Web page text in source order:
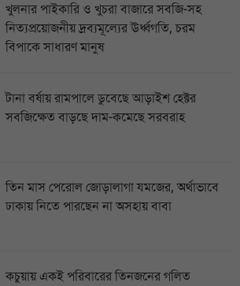
খুলনার পাইকারি ও খুচরা বাজারে সবজি-সহ
নিত্যপ্রয়োজনীয় দ্রব্যমূল্যের ঊর্ধ্বগতি, চরম
বিপাকে সাধারণ মানুষ
টানা বর্ষায় রামপালে ডুবেছে আড়াইশ হেক্টর
সবজিক্ষেত বাড়ছে দাম-কমেছে সরবরাহ
তিন মাস পেরোল জোড়ালাগা যমজের, অর্থাভাবে
ঢাকায় নিতে পারছেন না অসহায় বাবা
কচুয়ায় একই পরিবারের তিনজনের গলিত